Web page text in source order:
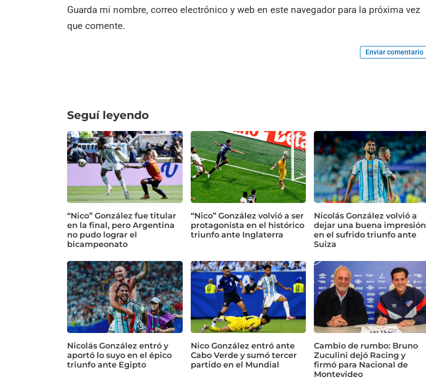
Guarda mi nombre, correo electrónico y web en este navegador para la próxima vez
que comente.
Enviar comentario
Seguí leyendo
“Nico” González fue titular
en la final, pero Argentina
no pudo lograr el
bicampeonato
“Nico” González volvió a ser
protagonista en el histórico
triunfo ante Inglaterra
Nicolás González volvió a
dejar una buena impresión
en el sufrido triunfo ante
Suiza
Nicolás González entró y
aportó lo suyo en el épico
triunfo ante Egipto
Nico González entró ante
Cabo Verde y sumó tercer
partido en el Mundial
Cambio de rumbo: Bruno
Zuculini dejó Racing y
firmó para Nacional de
Montevideo